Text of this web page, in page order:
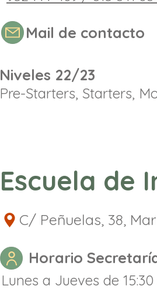
Mail de contacto
Niveles 22/23
Pre-Starters, Starters,
Escuela de
C/ Peñuelas, 38,
Horario
Lunes a Jueves de